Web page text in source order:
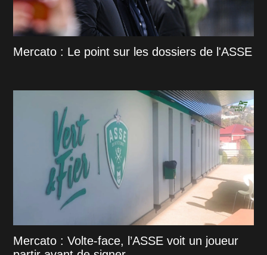
Mercato : Le point sur les dossiers de l'ASSE
Mercato : Volte-face, l’ASSE voit un joueur